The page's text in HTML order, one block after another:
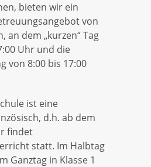
bieten wir ein
von
an dem „kurzen“ Tag
Uhr und die
von 8:00 bis 17:00
ist eine
d.h. ab dem
findet
statt. Im Halbtag
Ganztag in Klasse 1